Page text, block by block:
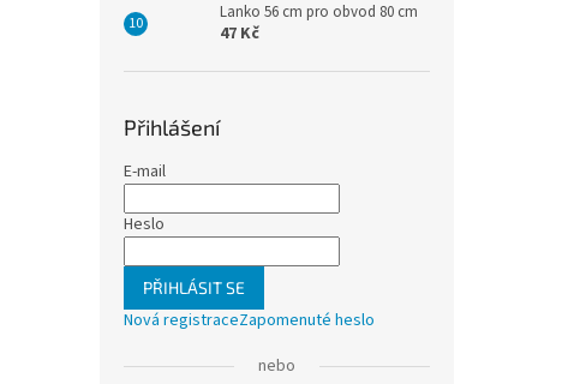
Lanko 56 cm pro obvod 80 cm
47 Kč
Přihlášení
E-mail
Heslo
PŘIHLÁSIT SE
Nová registraceZapomenuté heslo
nebo